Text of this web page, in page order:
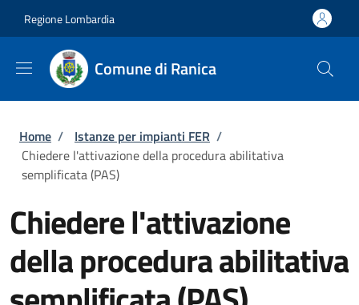
Regione Lombardia
Comune di Ranica
Briciole di pane
Home / Istanze per impianti FER /
Chiedere l'attivazione della procedura abilitativa
semplificata (PAS)
Chiedere l'attivazione
della procedura abilitativa